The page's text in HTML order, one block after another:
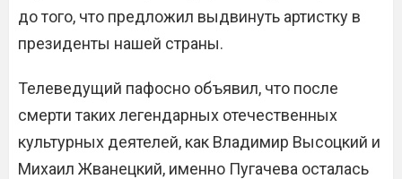
до того, что предложил выдвинуть артистку в
президенты нашей страны.
Телеведущий пафосно объявил, что после
смерти таких легендарных отечественных
культурных деятелей, как Владимир Высоцкий и
Михаил Жванецкий, именно Пугачева осталась